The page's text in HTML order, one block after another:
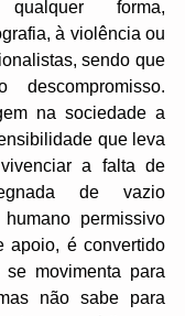
forma,
à violência ou
sendo que
na sociedade a
que leva
a falta de
de vazio
permissivo
apoio, é convertido
movimenta para
não sabe para